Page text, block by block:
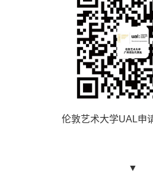
伦敦艺术大学UAL申
▼